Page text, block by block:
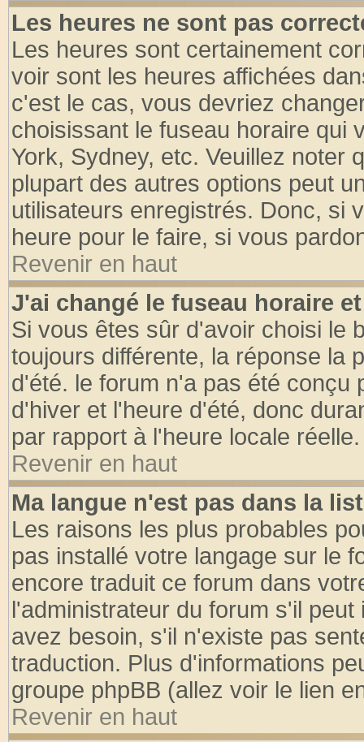
Les heures ne sont pas
Les heures sont certainement
voir sont les heures affichées
c'est le cas, vous devriez
choisissant le fuseau horaire qui
York, Sydney, etc. Veuillez noter
plupart des autres options peut
utilisateurs enregistrés. Donc, si
heure pour le faire, si vous
Revenir en haut
J'ai changé le fuseau horaire
Si vous êtes sûr d'avoir choisi le
toujours différente, la réponse la
d'été. le forum n'a pas été conçu
d'hiver et l'heure d'été, donc
par rapport à l'heure locale réelle.
Revenir en haut
Ma langue n'est pas dans la
Les raisons les plus probables
pas installé votre langage sur le
encore traduit ce forum dans
l'administrateur du forum s'il
avez besoin, s'il n'existe pas
traduction. Plus d'informations
groupe phpBB (allez voir le lien
Revenir en haut